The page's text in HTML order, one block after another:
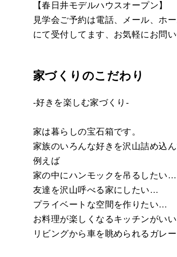
【春日井モデルハウスオープン】
見学会ご予約は電話、メール、ホ
にて受付してます、お気軽にお問い
家づくりのこだわり
-好きを楽しむ家づくり-
家は暮らしの宝石箱です。
家族のいろんな好きを沢山詰め込ん
例えば
家の中にハンモックを吊るしたい…
友達を沢山呼べる家にしたい…
プライベートな空間を作りたい…
お料理が楽しくなるキッチンがい
リビングから車を眺められるガレ